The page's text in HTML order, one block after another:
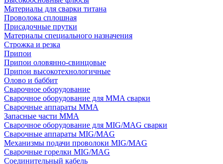
Материалы для сварки титана
Проволока сплошная
Присадочные прутки
Материалы специального назначения
Строжка и резка
Припои
Припои оловянно-свинцовые
Припои высокотехнологичные
Олово и баббит
Сварочное оборудование
Сварочное оборудование для MMA сварки
Сварочные аппараты MMA
Запасные части MMA
Сварочное оборудование для MIG/MAG сварки
Сварочные аппараты MIG/MAG
Механизмы подачи проволоки MIG/MAG
Сварочные горелки MIG/MAG
Соединительный кабель